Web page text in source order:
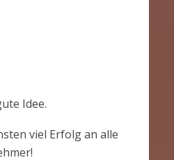
Idee.
viel Erfolg an alle